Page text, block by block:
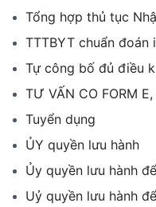
Tổng hợp thủ tục
TTTBYT chuẩn đoán
Tự công bố đủ điều
TƯ VẤN CO FORM
Tuyển dụng
ỦY quyền lưu hành
Ủy quyền lưu hành
Uỷ quyền lưu hành